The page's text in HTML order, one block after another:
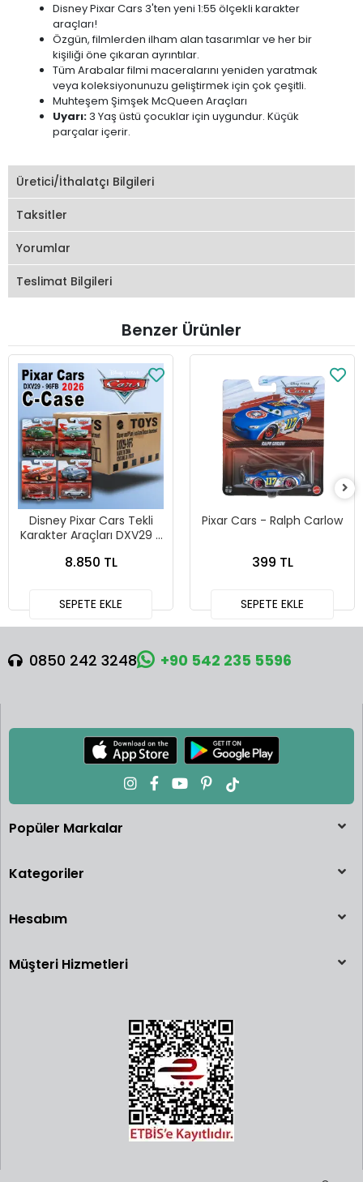
Disney Pixar Cars 3'ten yeni 1:55 ölçekli karakter
araçları!
Özgün, filmlerden ilham alan tasarımlar ve her bir
kişiliği öne çıkaran ayrıntılar.
Tüm Arabalar filmi maceralarını yeniden yaratmak
veya koleksiyonunuzu geliştirmek için çok çeşitli.
Muhteşem Şimşek McQueen Araçları
Uyarı:3 Yaş üstü çocuklar için uygundur. Küçük
parçalar içerir.
Üretici/İthalatçı Bilgileri
Taksitler
Yorumlar
Teslimat Bilgileri
Benzer Ürünler
Disney Pixar Cars Tekli
Karakter Araçları DXV29 -
8.850 TL
SEPETE EKLE
Pixar Cars - Ralph Carlow
399 TL
SEPETE EKLE
0850 242 3248 +90 542 235 5596
Popüler Markalar
Kategoriler
Hesabım
Müşteri Hizmetleri